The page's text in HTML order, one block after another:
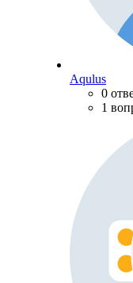
Aqulus
0
1